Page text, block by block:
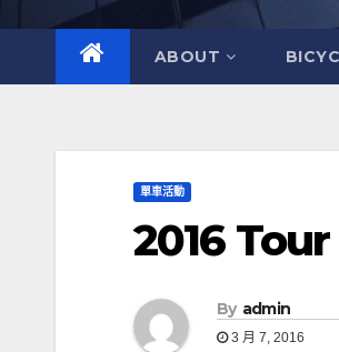
ABOUT
單車活動
2016
By admin
3 月 7, 2016